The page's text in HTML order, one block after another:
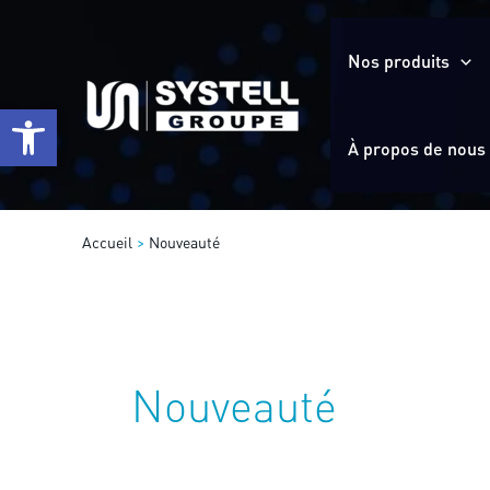
Ouvrir la barre d’outils
Nos produits
À propos de nous
Accueil Nouveauté
Nouveauté